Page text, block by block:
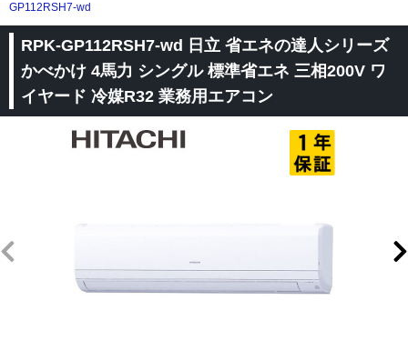
GP112RSH7-wd
RPK-GP112RSH7-wd 日立 省エネの達人シリーズ
かべかけ 4馬力 シングル 標準省エネ 三相200V ワ
イヤード 冷媒R32 業務用エアコン